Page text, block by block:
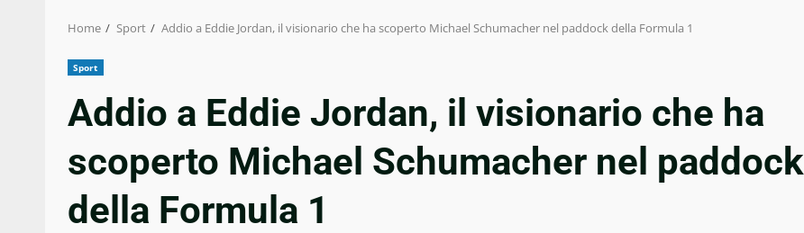
Home Sport Addio a Eddie Jordan, il visionario che ha scoperto Michael Schumacher nel paddock della Formula 1
Sport
Addio a Eddie Jordan, il visionario che ha
scoperto Michael Schumacher nel paddock
della Formula 1